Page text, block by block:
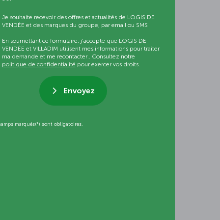
Je souhaite recevoir des offres et actualités de LOGIS DE
VENDÉE et des marques du groupe, par email ou SMS
En soumettant ce formulaire, j’accepte que LOGIS DE
VENDÉE et VILLADIM utilisent mes informations pour traiter
ma demande et me recontacter.. Consultez notre
politique de confidentialité pour exercer vos droits.
Envoyez
marqués(*) sont obligatoires.